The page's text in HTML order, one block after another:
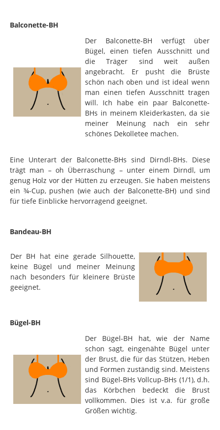
Balconette-BH
Der Balconette-BH verfügt über
Bügel, einen tiefen Ausschnitt und
die Träger sind weit außen
angebracht. Er pusht die Brüste
schön nach oben und ist ideal wenn
man einen tiefen Ausschnitt tragen
will. Ich habe ein paar Balconette-
BHs in meinem Kleiderkasten, da sie
meiner Meinung nach ein sehr
schönes Dekolletee machen.
Eine Unterart der Balconette-BHs sind Dirndl-BHs. Diese
trägt man – oh Überraschung – unter einem Dirndl, um
genug Holz vor der Hütten zu erzeugen. Sie haben meistens
ein ¾-Cup, pushen (wie auch der Balconette-BH) und sind
für tiefe Einblicke hervorragend geeignet.
Bandeau-BH
Der BH hat eine gerade Silhouette,
keine Bügel und meiner Meinung
nach besonders für kleinere Brüste
geeignet.
Bügel-BH
Der Bügel-BH hat, wie der Name
schon sagt, eingenähte Bügel unter
der Brust, die für das Stützen, Heben
und Formen zuständig sind. Meistens
sind Bügel-BHs Vollcup-BHs (1/1), d.h.
das Körbchen bedeckt die Brust
vollkommen. Dies ist v.a. für große
Größen wichtig.